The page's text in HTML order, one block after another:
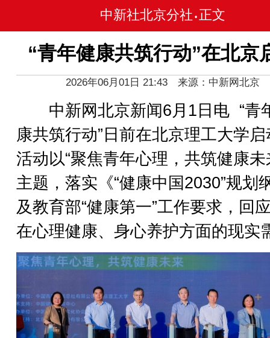
中新社北京分社 • 正文
“青年健康共筑行动”在北京
2026年06月01日 21:43 来源：中新网北京
中新网北京新闻6月1日电 “青
康共筑行动”日前在北京理工大学
活动以“聚焦青年心理，共筑健康未
主题，落实《“健康中国2030”规划
及教育部“健康第一”工作要求，回
在心理健康、身心养护方面的现实